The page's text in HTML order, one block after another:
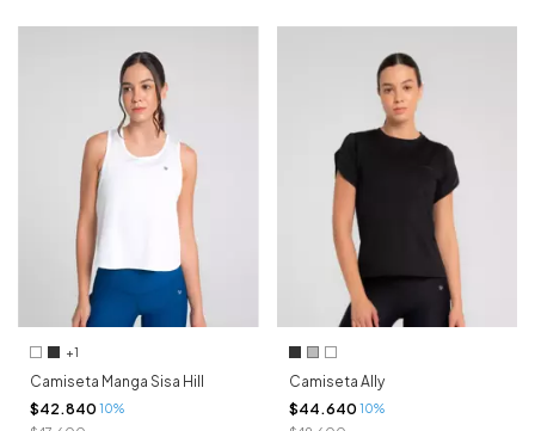
+1
Camiseta Manga Sisa Hill
$42.840 10%
Camiseta Ally
$44.640 10%